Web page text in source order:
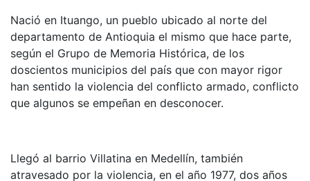
Nació en Ituango, un pueblo ubicado al norte del
departamento de Antioquia el mismo que hace parte,
según el Grupo de Memoria Histórica, de los
doscientos municipios del país que con mayor rigor
han sentido la violencia del conflicto armado, conflicto
que algunos se empeñan en desconocer.
Llegó al barrio Villatina en Medellín, también
atravesado por la violencia, en el año 1977, dos años